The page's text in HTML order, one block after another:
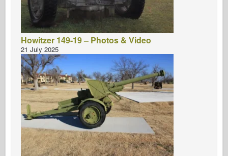
Howitzer 149-19 – Photos & Video
21 July 2025